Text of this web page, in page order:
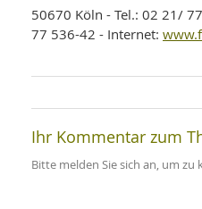
50670 Köln - Tel.: 02 21/
77 536-42 - Internet:
Ihr Kommentar zum
Bitte melden Sie sich an, um